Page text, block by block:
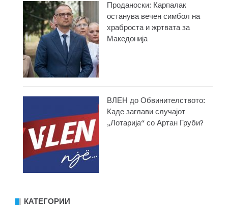
Проданоски: Карпалак
останува вечен симбол на
храброста и жртвата за
Македонија
ВЛЕН до Обвинителството:
Каде заглави случајот
„Лотарија“ со Артан Груби?
КАТЕГОРИИ